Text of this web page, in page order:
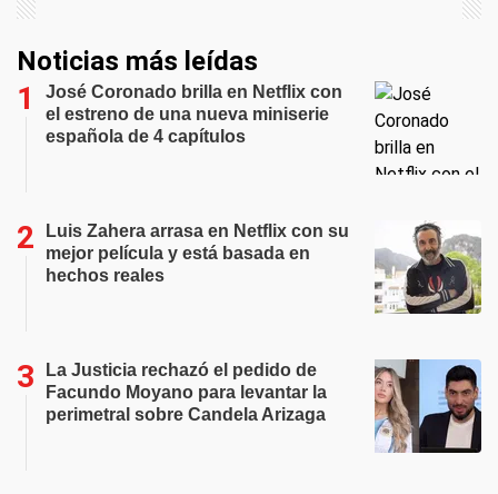
Noticias más leídas
José Coronado brilla en Netflix con
el estreno de una nueva miniserie
española de 4 capítulos
Luis Zahera arrasa en Netflix con su
mejor película y está basada en
hechos reales
La Justicia rechazó el pedido de
Facundo Moyano para levantar la
perimetral sobre Candela Arizaga